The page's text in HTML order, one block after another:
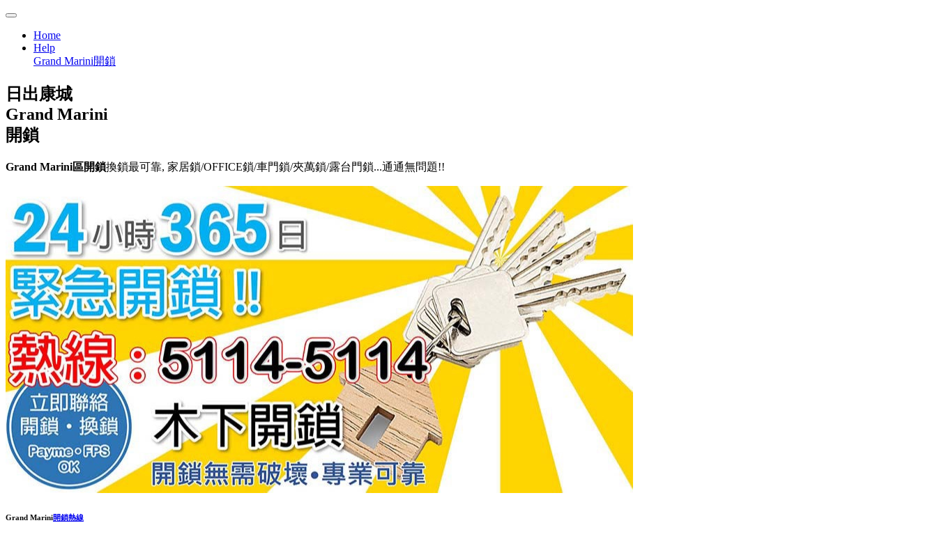
Home
Help
Grand Marini開鎖
日出康城
Grand Marini
開鎖
Grand Marini區開鎖換鎖最可靠, 家居鎖/OFFICE鎖/車門鎖/夾萬鎖/露台門鎖...通通無問題!!
Grand Marini開鎖熱線